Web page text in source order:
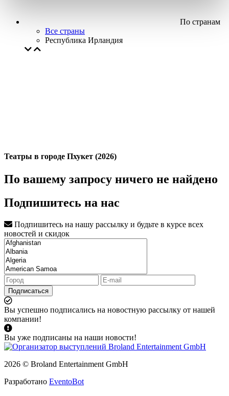
По странам
Все страны
Республика Ирландия
Театры в городе Пхукет (2026)
По вашему запросу ничего не найдено
Подпишитесь на нас
Подпишитесь на нашу рассылку и будьте в курсе всех
новостей и скидок
Подписаться
Вы успешно подписались на новостную рассылку от нашей
компании!
Вы уже подписаны на наши новости!
2026 © Broland Entertainment GmbH
Разработано EventoBot